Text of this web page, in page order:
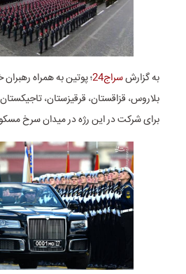
به گزارشسراج24
؛ پوتین به همراه رهبران
بلاروس، قزاقستان، قرقیزستان،
برای شرکت در این رژه در میدان سرخ